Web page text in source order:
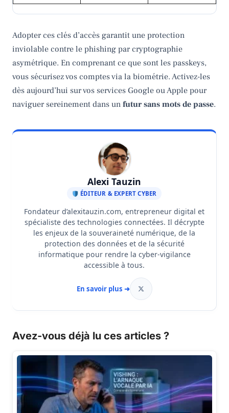
Adopter ces clés d’accès garantit une protection
inviolable contre le phishing par cryptographie
asymétrique. En comprenant ce que sont les passkeys,
vous sécurisez vos comptes via la biométrie. Activez-les
dès aujourd’hui sur vos services Google ou Apple pour
naviguer sereinement dans un futur sans mots de passe.
Alexi Tauzin
ÉDITEUR & EXPERT CYBER
Fondateur d’alexitauzin.com, entrepreneur digital et
spécialiste des technologies connectées. Il décrypte
les enjeux de la souveraineté numérique, de la
protection des données et de la sécurité
informatique pour rendre la cyber-vigilance
accessible à tous.
En savoir plus ➜
Avez-vous déjà lu ces articles ?